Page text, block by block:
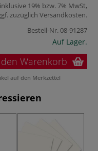
inklusive 19% bzw. 7% MwSt,
zuzüglich Versandkosten.
Bestell-Nr.08-91287
Auf Lager.
Warenkorb
auf den Merkzettel